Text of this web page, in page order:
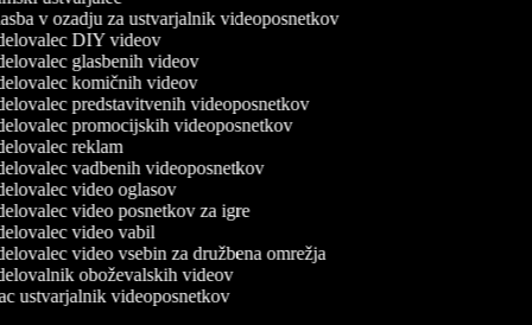
v ozadju za ustvarjalnik videoposnetkov
DIY videov
glasbenih videov
komičnih videov
predstavitvenih videoposnetkov
promocijskih videoposnetkov
reklam
vadbenih videoposnetkov
video oglasov
video posnetkov za igre
video vabil
video vsebin za družbena omrežja
oboževalskih videov
ustvarjalnik videoposnetkov